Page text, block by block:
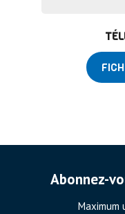
Abonnez-
Maximum